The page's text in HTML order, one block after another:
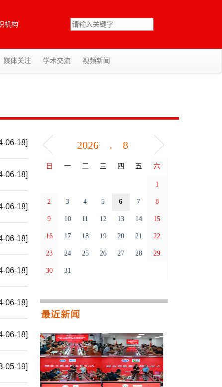
机构
媒体关注 学术交流 视频新闻
06-18]
06-18]
06-18]
06-18]
06-18]
06-18]
06-18]
05-19]
.
日 一 二 三 四 五 六
1
2 3 4 5 6 7 8
9 10 11 12 13 14 15
16 17 18 19 20 21 22
23 24 25 26 27 28 29
30 31